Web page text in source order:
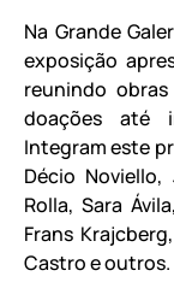
Na Grande
exposição
reunindo
doações até
Integram este
Décio
Rolla, Sara
Frans
Castro e outros.